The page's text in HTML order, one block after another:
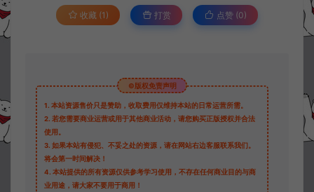
收藏 (1) 打赏 点赞 (0)
©版权免责声明
1. 本站资源售价只是赞助，收取费用仅维持本站的日常运营所需。
2. 若您需要商业运营或用于其他商业活动，请您购买正版授权并合法
使用。
3. 如果本站有侵犯、不妥之处的资源，请在网站右边客服联系我们。
将会第一时间解决！
4. 本站提供的所有资源仅供参考学习使用，不存在任何商业目的与商
业用途，请大家不要用于商用！